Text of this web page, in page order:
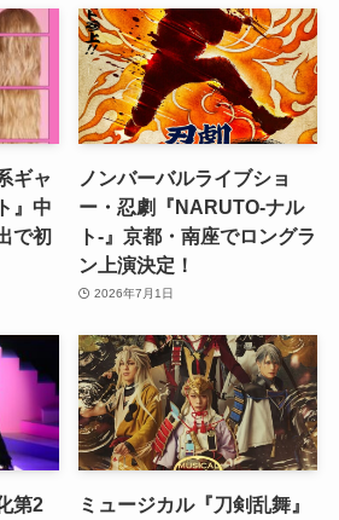
ギャ
』中
で初
ノンバーバルライブショ
ー・忍劇『NARUTO-ナル
ト-』京都・南座でロングラ
ン上演決定！
2026年7月1日
第2
ミュージカル『刀剣乱舞』